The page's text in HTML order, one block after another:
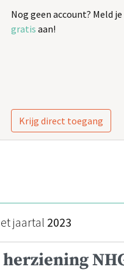
Nog geen account? Meld je
gratis aan!
Krijg direct toegang
jaartal 2023